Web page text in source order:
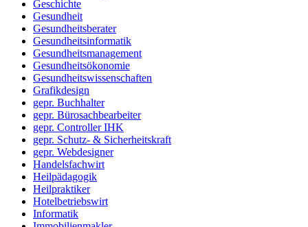
Geschichte
Gesundheit
Gesundheitsberater
Gesundheitsinformatik
Gesundheitsmanagement
Gesundheitsökonomie
Gesundheitswissenschaften
Grafikdesign
gepr. Buchhalter
gepr. Bürosachbearbeiter
gepr. Controller IHK
gepr. Schutz- & Sicherheitskraft
gepr. Webdesigner
Handelsfachwirt
Heilpädagogik
Heilpraktiker
Hotelbetriebswirt
Informatik